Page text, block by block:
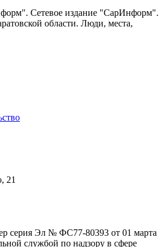
Сетевое издание "СарИнформ".
области. Люди, места,
21
серия Эл № ФС77-80393 от 01 марта
службой по надзору в сфере